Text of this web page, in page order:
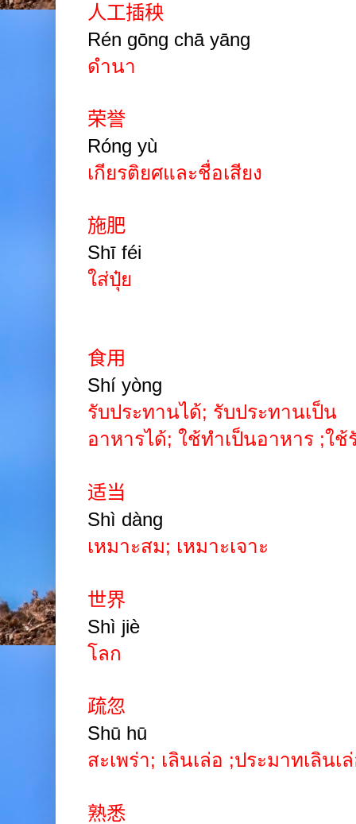
人工插秧
Rén gōng chā yāng
ดำนา
荣誉
Róng yù
เกียรติยศและชื่อเสียง
施肥
Shī féi
ใส่ปุ๋ย
食用
Shí yòng
รับประทานได้; รับประทานเป็น
อาหารได้; ใช้ทำเป็นอาหาร ;ใช้
适当
Shì dàng
เหมาะสม; เหมาะเจาะ
世界
Shì jiè
โลก
疏忽
Shū hū
สะเพร่า; เลินเล่อ ;ประมาทเลินเ
熟悉